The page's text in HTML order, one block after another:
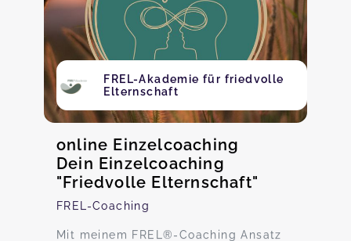
FREL-Akademie für friedvolle
Elternschaft
online Einzelcoaching
Dein Einzelcoaching
"Friedvolle Elternschaft"
FREL-Coaching
Mit meinem FREL®-Coaching Ansatz